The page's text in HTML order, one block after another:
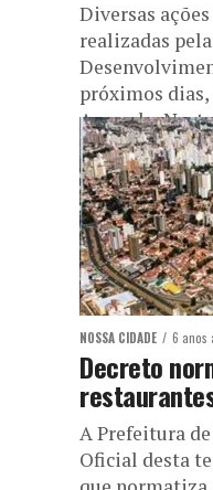
Diversas
realizadas
próximos
Amarelo.
NOSSA CIDADE 6 anos
Decreto
A Prefeitura
Oficial desta